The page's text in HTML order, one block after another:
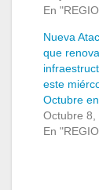
En
Nueva
que
este
Octubre
Octubre 8,
En